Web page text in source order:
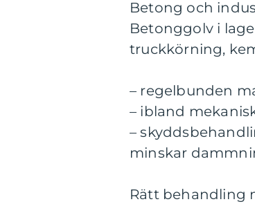
Betong och
Betonggolv i
truckkörning,
– regelbunden
– ibland
–
minskar
Rätt behandling